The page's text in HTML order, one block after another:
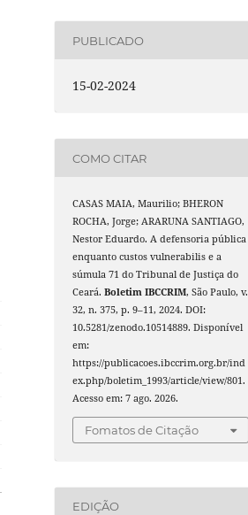
PUBLICADO
15-02-2024
COMO CITAR
CASAS MAIA, Maurilio; BHERON
ROCHA, Jorge; ARARUNA SANTIAGO,
Nestor Eduardo. A defensoria pública
enquanto custos vulnerabilis e a
súmula 71 do Tribunal de Justiça do
Ceará.Boletim IBCCRIM, São Paulo, v.
32, n. 375, p. 9–11, 2024. DOI:
10.5281/zenodo.10514889. Disponível
em:
https://publicacoes.ibccrim.org.br/ind
ex.php/boletim_1993/article/view/801.
Acesso em: 7 ago. 2026.
Fomatos de Citação
EDIÇÃO